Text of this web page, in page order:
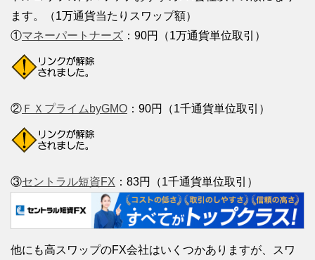
ます。（1万通貨当たりスワップ額）
①マネーパートナーズ ：90円（1万通貨単位取引）
② ＦＸプライムbyGMO ：90円（1千通貨単位取引）
③セントラル短資FX ：83円（1千通貨単位取引）
他にも高スワップのFX会社はいくつかありますが、スワ